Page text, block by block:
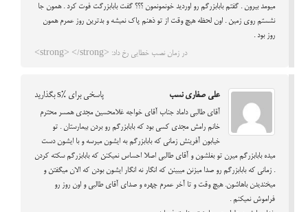
میومد بیرون . گفتم بابابزرگم رو اوردید خونمونمون ؟؟؟ گفت بابابزرگت فوت کرد . همون جا
نشستم روی زمین . اون لحظه هیچ وقت از تو ذهنم پاک نمیشه و بدترین روز عمرم همون
روز بود .
در زمان نصب خطایی رخ داد: <strong> </strong>
علی صفاری نسب پاسخی برای %s بگذارید
آقای طالبی داماد جناب آقای خواجه غلامحسین مجدی همسر محترم
خانم رامش مجدی کسی بود که بابابزرگم رو بردن بیمارستان . تو
خیابون آفرینش زمانی که بابابزرگم به ایشون میرسه و با ایشون دست
میده بابابزرگم میرن تو بغلشون و آقای طالبی اصلا احساس نمیکنن که بابابزرگم سکته کردن
. زمانی که بابابزرگم رو صدا میزنن میبینن که انگار نه انگار ایشون بودن که الان میگفتن و
میخندیدن باهاشون. هیچ وقت و تا آخر عمرم چهره و صدای آقای طالبی و اون روز رو
فراموش نمیکنم .